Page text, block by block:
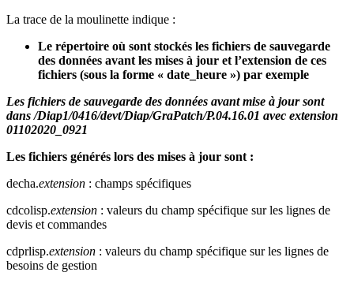
La trace de la moulinette indique :
Le répertoire où sont stockés les fichiers de sauvegarde
des données avant les mises à jour et l’extension de ces
fichiers (sous la forme « date_heure ») par exemple
Les fichiers de sauvegarde des données avant mise à jour sont
dans /Diap1/0416/devt/Diap/GraPatch/P.04.16.01 avec extension
01102020_0921
Les fichiers générés lors des mises à jour sont :
decha.extension : champs spécifiques
cdcolisp.extension : valeurs du champ spécifique sur les lignes de
devis et commandes
cdprlisp.extension : valeurs du champ spécifique sur les lignes de
besoins de gestion